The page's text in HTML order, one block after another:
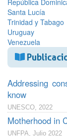
República
Santa Lucía
Trinidad y Tabago
Uruguay
Venezuela
Addressing
know
UNESCO, 2022
Motherhood in
UNFPA, Julio 2022